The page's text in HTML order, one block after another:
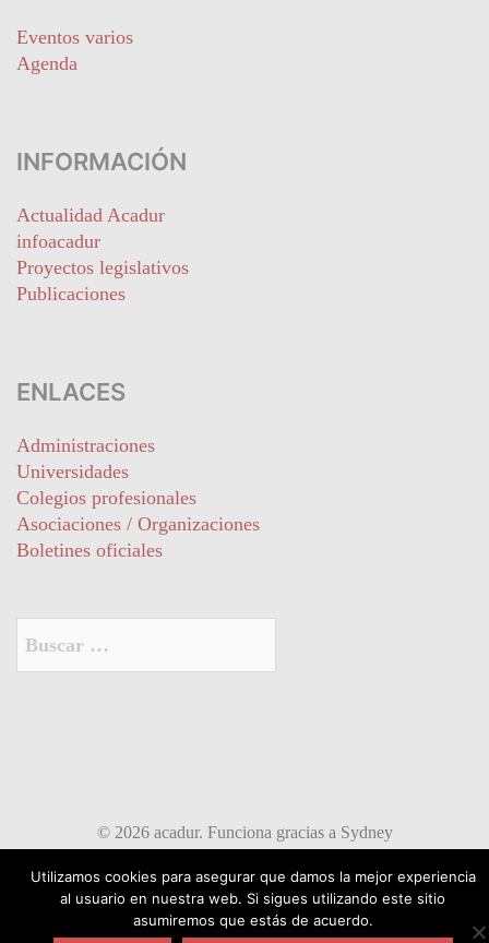
Eventos varios
Agenda
INFORMACIÓN
Actualidad Acadur
infoacadur
Proyectos legislativos
Publicaciones
ENLACES
Administraciones
Universidades
Colegios profesionales
Asociaciones / Organizaciones
Boletines oficiales
© 2026 acadur. Funciona gracias a Sydney
Utilizamos cookies para asegurar que damos la mejor experiencia
al usuario en nuestra web. Si sigues utilizando este sitio
asumiremos que estás de acuerdo.